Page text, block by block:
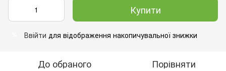
Купити
Ввійти для відображення накопичувальної знижки
До обраного Порівняти